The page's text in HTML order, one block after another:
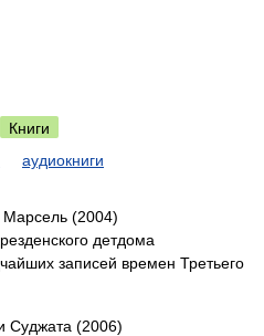
Книги
аудиокниги
Марсель (2004)
детдома
записей времен Третьего
Суджата (2006)